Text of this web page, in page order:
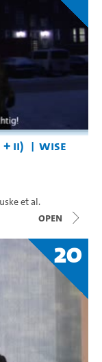
II)
WiSe
et al.
open
20